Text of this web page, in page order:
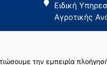
Ειδική
Αγροτικής
την εμπειρία